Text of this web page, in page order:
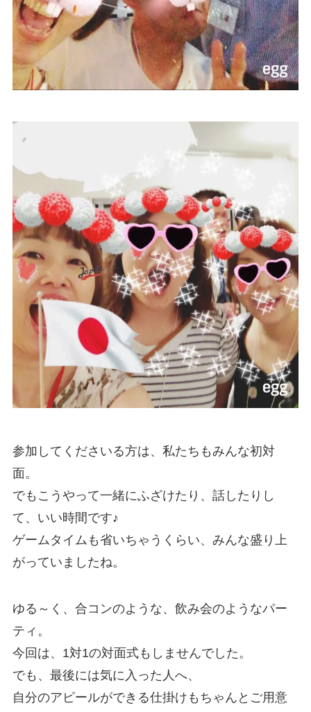
参加してくださいる方は、私たちもみんな初対
面。
でもこうやって一緒にふざけたり、話したりし
て、いい時間です♪
ゲームタイムも省いちゃうくらい、みんな盛り上
がっていましたね。
ゆる～く、合コンのような、飲み会のようなパー
ティ。
今回は、1対1の対面式もしませんでした。
でも、最後には気に入った人へ、
自分のアピールができる仕掛けもちゃんとご用意